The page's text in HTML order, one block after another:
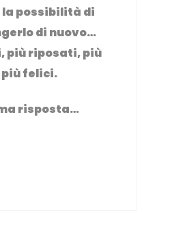
possibilità di
di nuovo…
più riposati, più
felici.
risposta…